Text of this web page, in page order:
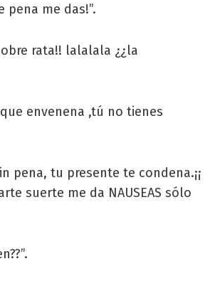
pena me das!”.
rata!! lalalala ¿¿la
envenena ,tú no tienes
pena, tu presente te condena.¡¡
suerte me da NAUSEAS sólo